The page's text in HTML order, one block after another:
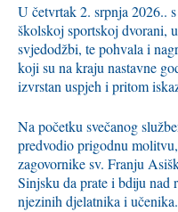
U četvrtak 2. srpnja 2026..
školskoj sportskoj dvorani,
svjedodžbi, te pohvala i
koji su na kraju nastavne
izvrstan uspjeh i pritom
Na početku svečanog
predvodio prigodnu
zagovornike sv. Franju
Sinjsku da prate i bdiju nad
njezinih djelatnika i učenika.